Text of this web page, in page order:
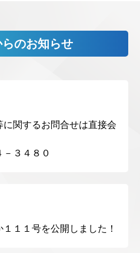
のお知らせ
関するお問合せは直接会
３４８０
１１号を公開しました！